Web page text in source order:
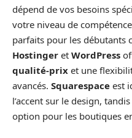
dépend de vos besoins
votre niveau de
parfaits pour les débutants
Hostinger et WordPress
qualité-prix et une
avancés. Squarespace est
l’accent sur le design,
option pour les boutiques